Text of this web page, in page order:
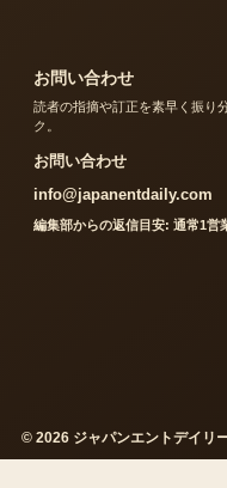
お問い合わせ
読者の指摘や訂正を素早く振り
ク。
お問い合わせ
info@japanentdaily.com
編集部からの返信目安: 通常1営
© 2026 ジャパンエントデイリ